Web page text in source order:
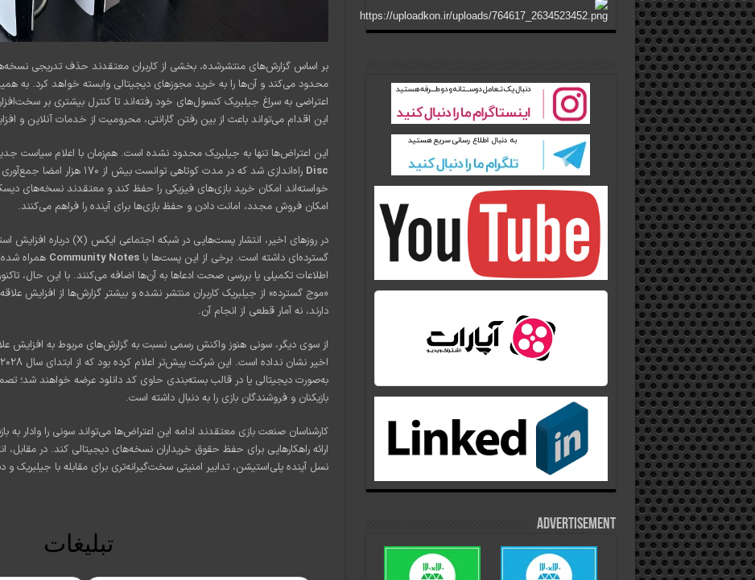
بر اساس گزارش‌های منتشرشده، بخشی از کاربران معتقدند حذف تدریجی
محدود می‌کند و آن‌ها را به خرید مجوزهای دیجیتالی وابسته خواهد کرد. به
اعتراضی به سراغ جیلبریک کنسول‌های خود رفته‌اند تا کنترل بیشتری بر
این اقدام می‌تواند باعث از بین رفتن گارانتی، محرومیت از خدمات آنلاین و
این اعتراض‌ها تنها به جیلبریک محدود نشده است. هم‌زمان با اعلام سیاست
Disc
راه‌اندازی شد که در مدت کوتاهی
خواسته‌اند امکان خرید بازی‌های فیزیکی را حفظ کند و معتقدند نسخه‌های
امکان فروش مجدد، امانت دادن و حفظ بازی‌ها برای آینده را فراهم می‌کنند.
گسترده‌ای داشته است. برخی از این پست‌ها باCommunity Notes همراه
اطلاعات تکمیلی یا بررسی صحت ادعاها به آن‌ها اضافه می‌کنند. با این حال،
«موج گسترده» از جیلبریک کاربران منتشر نشده و بیشتر گزارش‌ها از افزایش
دارند، نه آمار قطعی از انجام آن.
از سوی دیگر، سونی هنوز واکنش رسمی نسبت به گزارش‌های مربوط به افزایش
به‌صورت دیجیتالی یا در قالب بسته‌بندی حاوی کد دانلود عرضه خواهند شد؛
بازیکنان و فروشندگان بازی را به دنبال داشته است.
کارشناسان صنعت بازی معتقدند ادامه این اعتراض‌ها می‌تواند سونی را وادار به
ارائه راهکارهایی برای حفظ حقوق خریداران نسخه‌های دیجیتالی کند. در
نسل آینده پلی‌استیشن، تدابیر امنیتی سخت‌گیرانه‌تری برای مقابله با جیلبریک و
تبلیغات
Advertisement